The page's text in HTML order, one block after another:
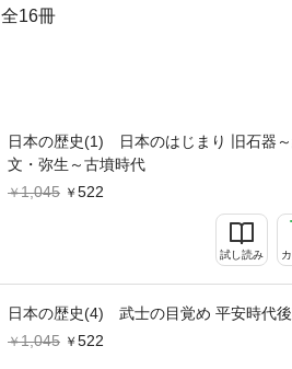
全16冊
日本の歴史(1) 日本のはじまり 旧石器
文・弥生～古墳時代
1,045
522
試し読み
日本の歴史(4) 武士の目覚め 平安時代
1,045
522